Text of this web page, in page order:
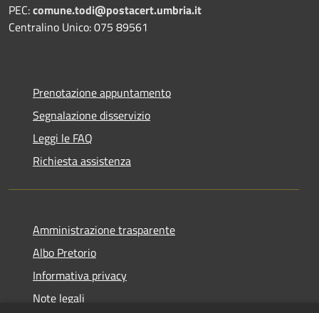
PEC:comune.todi@postacert.umbria.it
Centralino Unico: 075 89561
Prenotazione appuntamento
Segnalazione disservizio
Leggi le FAQ
Richiesta assistenza
Amministrazione trasparente
Albo Pretorio
Informativa privacy
Note legali